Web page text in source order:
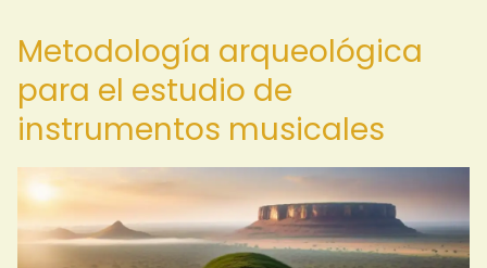
Metodología arqueológica
para el estudio de
instrumentos musicales